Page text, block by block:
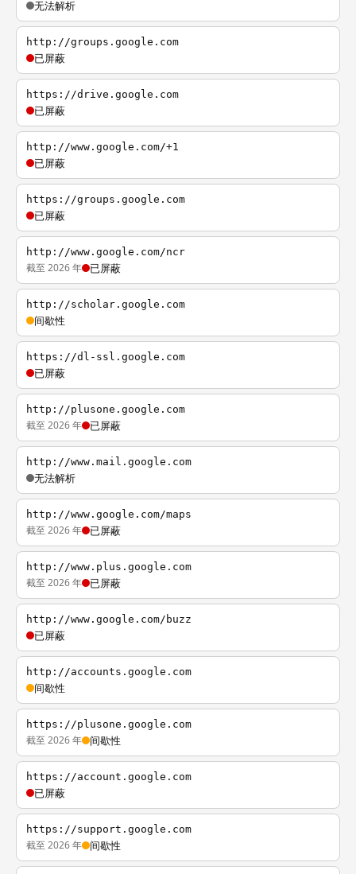
无法解析
http://groups.google.com
已屏蔽
https://drive.google.com
已屏蔽
http://www.google.com/+1
已屏蔽
https://groups.google.com
已屏蔽
http://www.google.com/ncr
截至 2026 年 已屏蔽
http://scholar.google.com
间歇性
https://dl-ssl.google.com
已屏蔽
http://plusone.google.com
截至 2026 年 已屏蔽
http://www.mail.google.com
无法解析
http://www.google.com/maps
截至 2026 年 已屏蔽
http://www.plus.google.com
截至 2026 年 已屏蔽
http://www.google.com/buzz
已屏蔽
http://accounts.google.com
间歇性
https://plusone.google.com
截至 2026 年 间歇性
https://account.google.com
已屏蔽
https://support.google.com
截至 2026 年 间歇性